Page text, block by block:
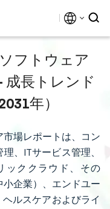
フトウェア
成長トレンド
年）
場レポートは、コン
、ITサービス管理、
ッククラウド、その
企業）、エンドユー
ルスケアおよびライ